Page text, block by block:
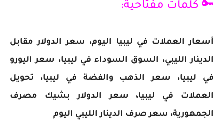
🔑 كلمات مفتاحية:
أسعار العملات في ليبيا اليوم، سعر الدولار مقابل
الدينار الليبي، السوق السوداء في ليبيا، سعر اليورو
في ليبيا، سعر الذهب والفضة في ليبيا، تحويل
العملات في ليبيا، سعر الدولار بشيك مصرف
الجمهورية، سعر صرف الدينار الليبي اليوم